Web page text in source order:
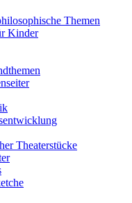
Themen
Kinder
Theaterstücke